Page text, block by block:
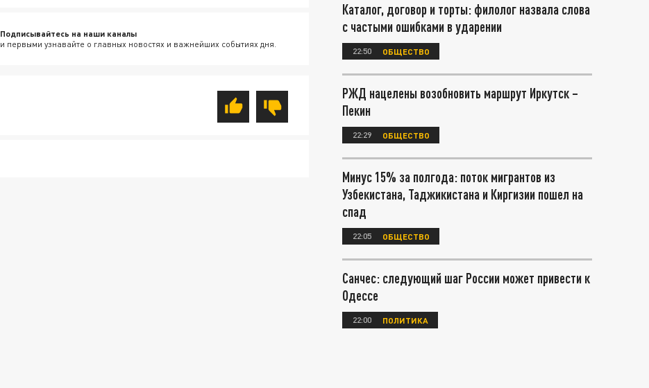
Подписывайтесь на наши каналы
и первыми узнавайте о главных новостях и важнейших событиях дня.
Каталог, договор и торты: филолог назвала слова
с частыми ошибками в ударении
22:50 ОБЩЕСТВО
РЖД нацелены возобновить маршрут Иркутск –
Пекин
22:29 ОБЩЕСТВО
Минус 15% за полгода: поток мигрантов из
Узбекистана, Таджикистана и Киргизии пошел на
спад
22:05 ОБЩЕСТВО
Санчес: следующий шаг России может привести к
Одессе
22:00 ПОЛИТИКА